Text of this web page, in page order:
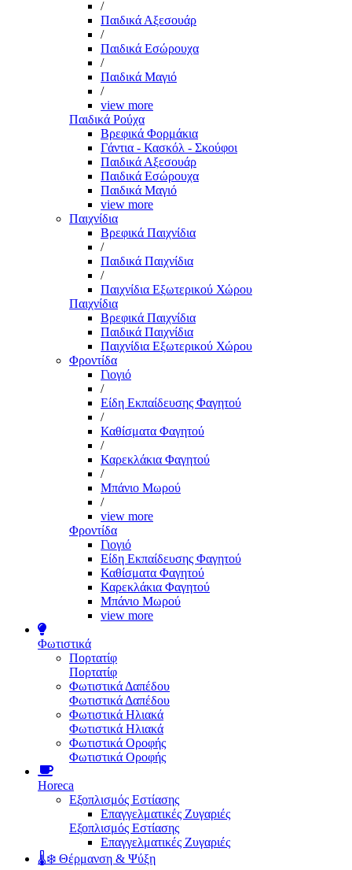
/
Παιδικά Αξεσουάρ
/
Παιδικά Εσώρουχα
/
Παιδικά Μαγιό
/
view more
Παιδικά Ρούχα
Βρεφικά Φορμάκια
Γάντια - Κασκόλ - Σκούφοι
Παιδικά Αξεσουάρ
Παιδικά Εσώρουχα
Παιδικά Μαγιό
view more
Παιχνίδια
Βρεφικά Παιχνίδια
/
Παιδικά Παιχνίδια
/
Παιχνίδια Εξωτερικού Χώρου
Παιχνίδια
Βρεφικά Παιχνίδια
Παιδικά Παιχνίδια
Παιχνίδια Εξωτερικού Χώρου
Φροντίδα
Γιογιό
/
Είδη Εκπαίδευσης Φαγητού
/
Καθίσματα Φαγητού
/
Καρεκλάκια Φαγητού
/
Μπάνιο Μωρού
/
view more
Φροντίδα
Γιογιό
Είδη Εκπαίδευσης Φαγητού
Καθίσματα Φαγητού
Καρεκλάκια Φαγητού
Μπάνιο Μωρού
view more
Φωτιστικά
Πορτατίφ
Πορτατίφ
Φωτιστικά Δαπέδου
Φωτιστικά Δαπέδου
Φωτιστικά Ηλιακά
Φωτιστικά Ηλιακά
Φωτιστικά Οροφής
Φωτιστικά Οροφής
Horeca
Εξοπλισμός Εστίασης
Επαγγελματικές Ζυγαριές
Εξοπλισμός Εστίασης
Επαγγελματικές Ζυγαριές
🌡️❄️ Θέρμανση & Ψύξη